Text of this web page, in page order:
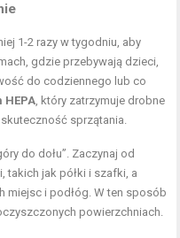
1-2 razy w tygodniu, aby
gdzie przebywają dzieci,
do codziennego lub co
, który zatrzymuje drobne
sprzątania.
do dołu”. Zaczynaj od
takich jak półki i szafki, a
miejsc i podłóg. W ten sposób
powierzchniach.